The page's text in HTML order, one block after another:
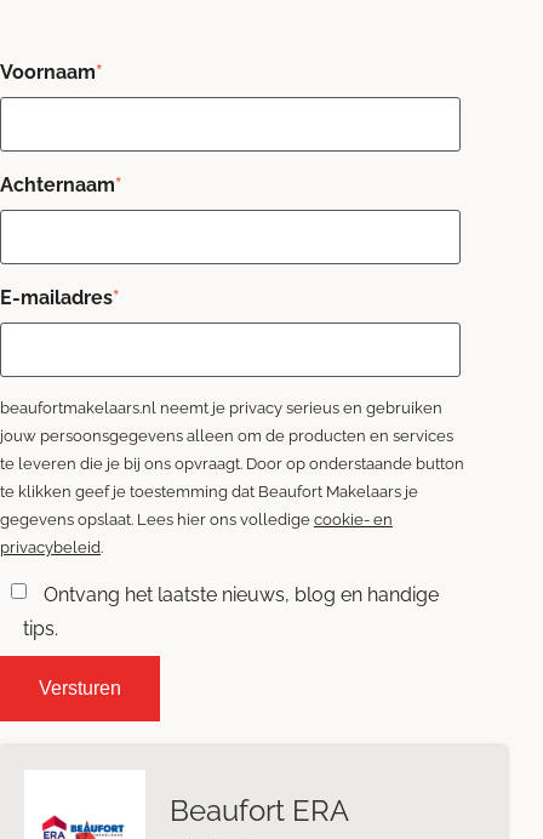
Voornaam*
Achternaam*
E-mailadres*
beaufortmakelaars.nl neemt je privacy serieus en gebruiken
jouw persoonsgegevens alleen om de producten en services
te leveren die je bij ons opvraagt. Door op onderstaande button
te klikken geef je toestemming dat Beaufort Makelaars je
gegevens opslaat. Lees hier ons volledige cookie- en
privacybeleid.
Ontvang het laatste nieuws, blog en handige
tips.
Beaufort ERA